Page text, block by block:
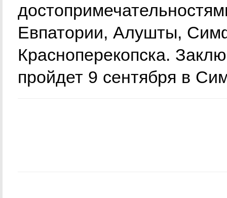
Евпатории, Алушты,
Красноперекопска.
пройдет 9 сентября в